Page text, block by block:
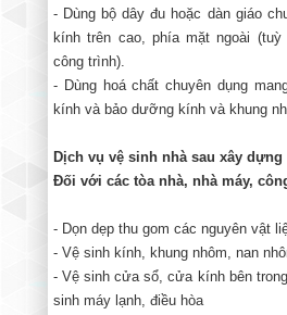
- Dùng bộ dây đu hoặc dàn giáo
kính trên cao, phía mặt ngoài
công trình).
- Dùng hoá chất chuyên dụng
kính và bảo dưỡng kính và khung
Dịch vụ vệ sinh nhà sau xây dựng
Đối với các tòa nhà, nhà máy,
- Dọn dẹp thu gom các nguyên vật
- Vệ sinh kính, khung nhôm, nan
- Vệ sinh cửa sổ, cửa kính bên
sinh máy lạnh, điều hòa